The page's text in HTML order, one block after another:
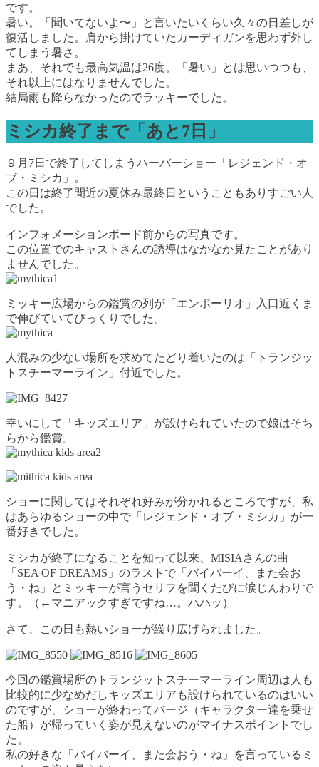
です。
暑い。「聞いてないよ〜」と言いたいくらい久々の日差しが
復活しました。肩から掛けていたカーディガンを思わず外し
てしまう暑さ。
まあ、それでも最高気温は26度。「暑い」とは思いつつも、
それ以上にはなりませんでした。
結局雨も降らなかったのでラッキーでした。
ミシカ終了まで「あと7日」
９月7日で終了してしまうハーバーショー「レジェンド・オ
ブ・ミシカ」。
この日は終了間近の夏休み最終日ということもありすごい人
でした。
インフォメーションボード前からの写真です。
この位置でのキャストさんの誘導はなかなか見たことがあり
ませんでした。
ミッキー広場からの鑑賞の列が「エンポーリオ」入口近くま
で伸びていてびっくりでした。
人混みの少ない場所を求めてたどり着いたのは「トランジッ
トスチーマーライン」付近でした。
幸いにして「キッズエリア」が設けられていたので娘はそち
らから鑑賞。
ショーに関してはそれぞれ好みが分かれるところですが、私
はあらゆるショーの中で「レジェンド・オブ・ミシカ」が一
番好きでした。
ミシカが終了になることを知って以来、MISIAさんの曲
「SEA OF DREAMS」のラストで「バイバーイ、また会お
う・ね」とミッキーが言うセリフを聞くたびに涙じんわりで
す。（←マニアックすぎですね…。ハハッ）
さて、この日も熱いショーが繰り広げられました。
今回の鑑賞場所のトランジットスチーマーライン周辺は人も
比較的に少なめだしキッズエリアも設けられているのはいい
のですが、ショーが終わってバージ（キャラクター達を乗せ
た船）が帰っていく姿が見えないのがマイナスポイントでし
た。
私の好きな「バイバーイ、また会おう・ね」を言っているミ